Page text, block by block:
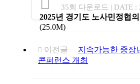
2025년 경기도 노사민정협
(25.0M)
35회 다운로드 | DATE :
이전글
지속가능한 중장
콘퍼런스 개최